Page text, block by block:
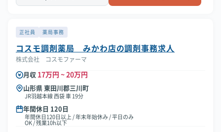
正社員 薬局事務
コスモ調剤薬局 みかわ店の調剤事務求人
株式会社 コスモファーマ
月収 17万円 ~ 20万円
山形県 東田川郡三川町
JR羽越本線 西袋 車 19分
年間休日 120日
年間休日120日以上 / 年末年始休み / 平日のみ
OK / 残業10h以下